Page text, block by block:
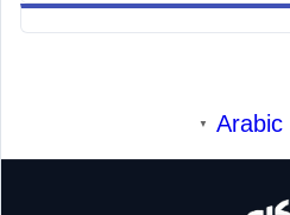
Arabic
▼